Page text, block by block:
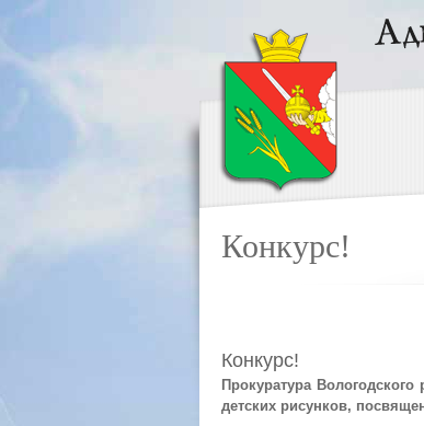
Конкурс!
Конкурс!
Прокуратура
детских рисунков,